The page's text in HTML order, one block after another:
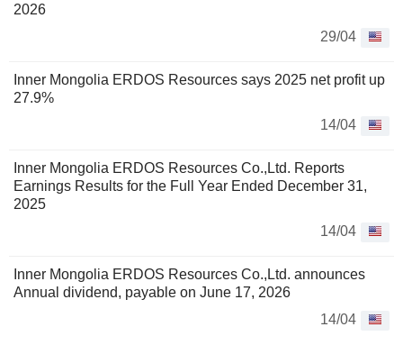
2026
29/04
Inner Mongolia ERDOS Resources says 2025 net profit up
27.9%
14/04
Inner Mongolia ERDOS Resources Co.,Ltd. Reports
Earnings Results for the Full Year Ended December 31,
2025
14/04
Inner Mongolia ERDOS Resources Co.,Ltd. announces
Annual dividend, payable on June 17, 2026
14/04